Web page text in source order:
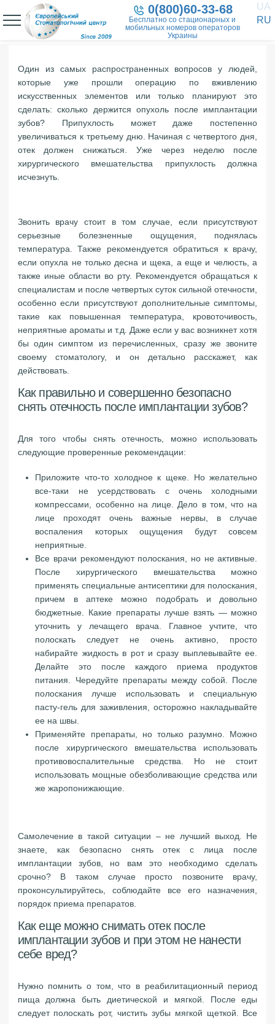
0(800)60-33-68
Бесплатно со стационарных и
мобильных номеров операторов
Украины
UA
RU
Один из самых распространенных вопросов у людей,
которые уже прошли операцию по вживлению
искусственных элементов или только планируют это
сделать: сколько держится опухоль после имплантации
зубов? Припухлость может даже постепенно
увеличиваться к третьему дню. Начиная с четвертого дня,
отек должен снижаться. Уже через неделю после
хирургического вмешательства припухлость должна
исчезнуть.
Звонить врачу стоит в том случае, если присутствуют
серьезные болезненные ощущения, поднялась
температура. Также рекомендуется обратиться к врачу,
если опухла не только десна и щека, а еще и челюсть, а
также иные области во рту. Рекомендуется обращаться к
специалистам и после четвертых суток сильной отечности,
особенно если присутствуют дополнительные симптомы,
такие как повышенная температура, кровоточивость,
неприятные ароматы и т.д. Даже если у вас возникнет хотя
бы один симптом из перечисленных, сразу же звоните
своему стоматологу, и он детально расскажет, как
действовать.
Как правильно и совершенно безопасно
снять отечность после имплантации зубов?
Для того чтобы снять отечность, можно использовать
следующие проверенные рекомендации:
Приложите что-то холодное к щеке. Но желательно
все-таки не усердствовать с очень холодными
компрессами, особенно на лице. Дело в том, что на
лице проходят очень важные нервы, в случае
воспаления которых ощущения будут совсем
неприятные.
Все врачи рекомендуют полоскания, но не активные.
После хирургического вмешательства можно
применять специальные антисептики для полоскания,
причем в аптеке можно подобрать и довольно
бюджетные. Какие препараты лучше взять — можно
уточнить у лечащего врача. Главное учтите, что
полоскать следует не очень активно, просто
набирайте жидкость в рот и сразу выплевывайте ее.
Делайте это после каждого приема продуктов
питания. Чередуйте препараты между собой. После
полоскания лучше использовать и специальную
пасту-гель для заживления, осторожно накладывайте
ее на швы.
Применяйте препараты, но только разумно. Можно
после хирургического вмешательства использовать
противовоспалительные средства. Но не стоит
использовать мощные обезболивающие средства или
же жаропонижающие.
Самолечение в такой ситуации – не лучший выход. Не
знаете, как безопасно снять отек с лица после
имплантации зубов, но вам это необходимо сделать
срочно? В таком случае просто позвоните врачу,
проконсультируйтесь, соблюдайте все его назначения,
порядок приема препаратов.
Как еще можно снимать отек после
имплантации зубов и при этом не нанести
себе вред?
Нужно помнить о том, что в реабилитационный период
пища должна быть диетической и мягкой. После еды
следует полоскать рот, чистить зубы мягкой щеткой. Все